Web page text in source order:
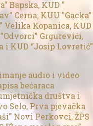
Bapska, KUD ”
Cerna, KUU ”Gacka”
Velika Kopanica, KUD
Grgurevići,
i KUD “Josip Lovretić”
audio i video
bećaraca
društva i
Selo, Prva pjevačka
Novi Perkovci, ŽPS